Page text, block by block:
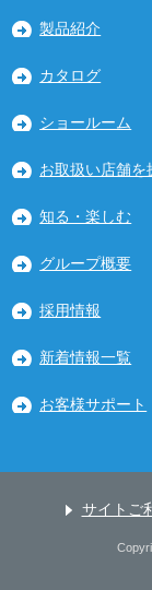
製品紹介
カタログ
ショールーム
お取扱い店舗を
知る・楽しむ
グループ概要
採用情報
新着情報一覧
お客様サポート
サイトご